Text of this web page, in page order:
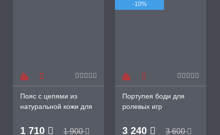
Пояс с цепями из
натуральной кожи для
1 710 1 900
-10%
Портупея боди для
ролевых игр
3 240 3 600